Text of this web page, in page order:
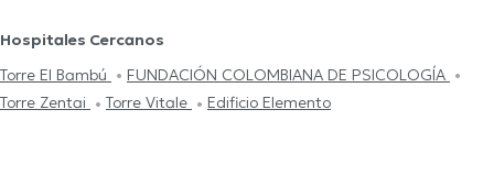
Hospitales Cercanos
Torre El Bambú
FUNDACIÓN COLOMBIANA DE PSICOLOGÍA
Torre Zentai
Torre Vitale Edificio Elemento